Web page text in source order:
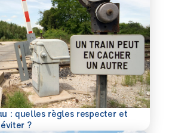
: quelles règles respecter et
?